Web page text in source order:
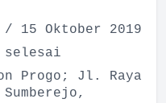
15 Oktober 2019
selesai
Progo; Jl. Raya